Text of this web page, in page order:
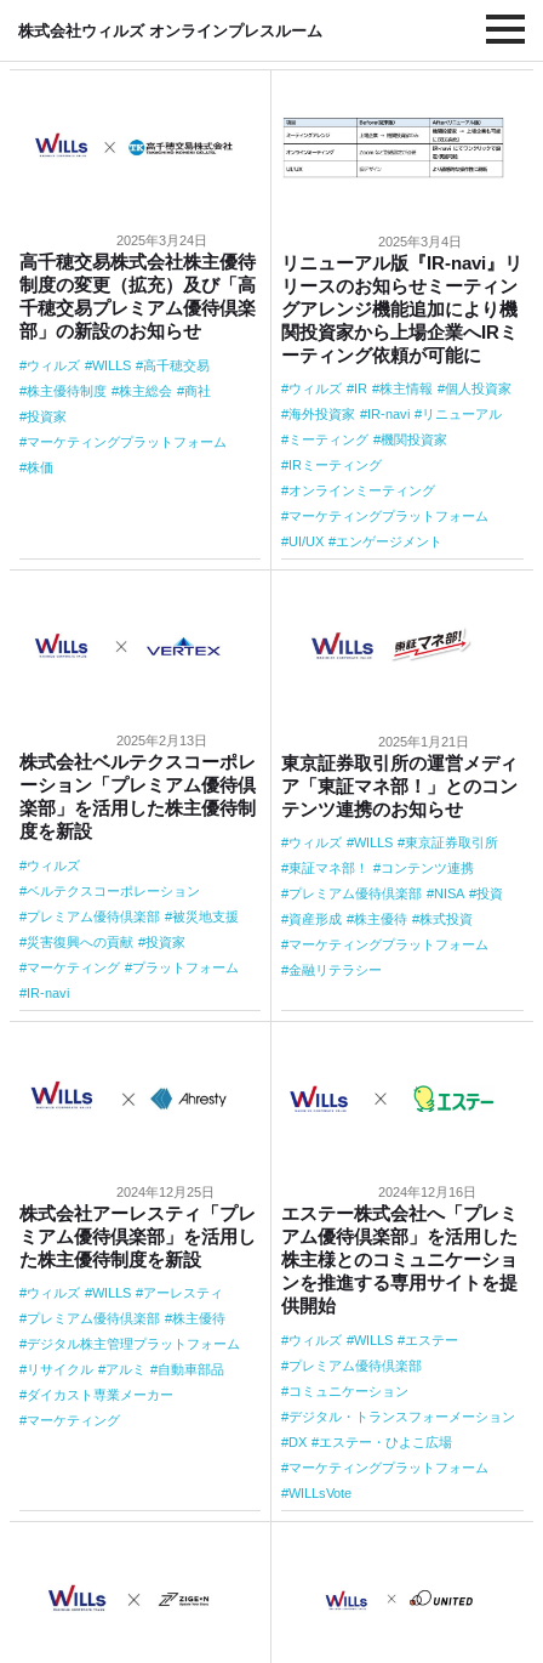
株式会社ウィルズ オンラインプレスルーム
#プラットフォーム
2025年3月24日
高千穂交易株式会社株主優待
制度の変更（拡充）及び「高
千穂交易プレミアム優待倶楽
部」の新設のお知らせ
ウィルズ WILLS
高千穂交易
株主優待制度
株主総会
商社
投資家
マーケティングプラットフォーム
株価
2025年3月4日
リニューアル版『IR-navi』リ
リースのお知らせミーティン
グアレンジ機能追加により機
関投資家から上場企業へIRミ
ーティング依頼が可能に
ウィルズ IR 株主情報
個人投資家
海外投資家
IR-navi
リニューアル
ミーティング
機関投資家
IRミーティング
オンラインミーティング
マーケティングプラットフォーム
UI/UX
エンゲージメント
2025年2月13日
株式会社ベルテクスコーポレ
ーション「プレミアム優待倶
楽部」を活用した株主優待制
度を新設
ウィルズ
ベルテクスコーポレーション
プレミアム優待倶楽部
被災地支援
災害復興への貢献
投資家
マーケティング
プラットフォーム
IR-navi
2025年1月21日
東京証券取引所の運営メディ
ア「東証マネ部！」とのコン
テンツ連携のお知らせ
ウィルズ WILLS
東京証券取引所
東証マネ部！
コンテンツ連携
プレミアム優待倶楽部
NISA
投資
資産形成
株主優待
株式投資
マーケティングプラットフォーム
金融リテラシー
2024年12月25日
株式会社アーレスティ「プレ
ミアム優待倶楽部」を活用し
た株主優待制度を新設
ウィルズ WILLS
アーレスティ
プレミアム優待倶楽部
株主優待
デジタル株主管理プラットフォーム
リサイクル
アルミ
自動車部品
ダイカスト専業メーカー
マーケティング
2024年12月16日
エステー株式会社へ「プレミ
アム優待倶楽部」を活用した
株主様とのコミュニケーショ
ンを推進する専用サイトを提
供開始
ウィルズ WILLS
エステー
プレミアム優待倶楽部
コミュニケーション
デジタル・トランスフォーメーション
DX
エステー・ひよこ広場
マーケティングプラットフォーム
WILLsVote